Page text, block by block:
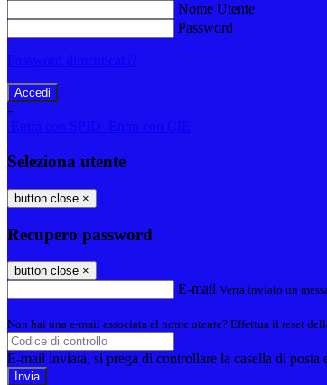
Nome Utente
Password
-
Seleziona utente
button close ×
Recupero password
button close ×
E-mail Verrà inviato un
Non hai una e-mail associata al nome utente? Effettua il reset
E-mail inviata, si prega di controllare la casella di posta